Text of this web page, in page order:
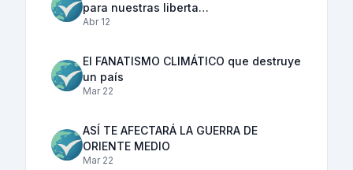
para nuestras liberta…
Abr 12
El FANATISMO CLIMÁTICO que destruye
un país
Mar 22
ASÍ TE AFECTARÁ LA GUERRA DE
ORIENTE MEDIO
Mar 22